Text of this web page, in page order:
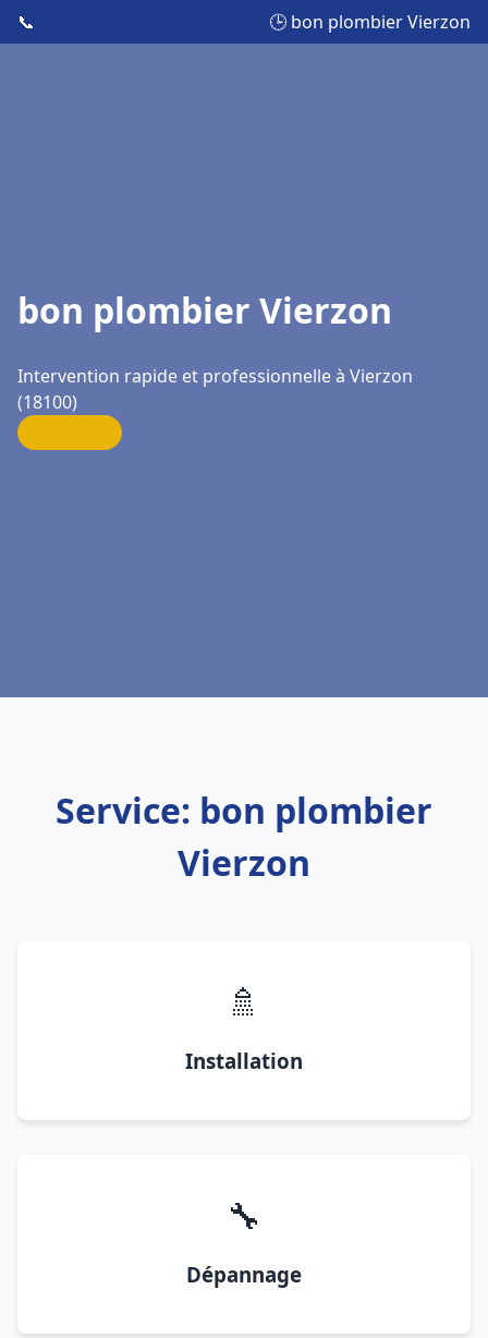
📞 🕒 bon plombier Vierzon
bon plombier Vierzon
Intervention rapide et professionnelle à Vierzon
(18100)
Service: bon plombier
Vierzon
🚿
Installation
🔧
Dépannage